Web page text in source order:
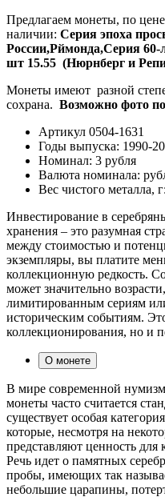
Предлагаем монеты, по
наличии: Серия эпоха
России,Рймонда,Серия
шт 15.55 (Нюрнберг и
Монеты имеют разной
сохрана. Возможно фото по
Артикул 0504-1631
Годы выпуска: 1990-
Номинал: 3 рубля
Валюта номинала:
Вес чистого металла, г:
Инвестирование в
хранения – это разумная
между стоимостью и
экземпляры, вы платите
коллекционную редкость.
может значительно
лимитированным сериям
историческим событиям.
коллекционирования, но и
О монете
В мире современной
монеты часто считается
существует особая
которые, несмотря на
представляют ценность для
Речь идет о памятных
пробы, имеющих так
небольшие царапины,